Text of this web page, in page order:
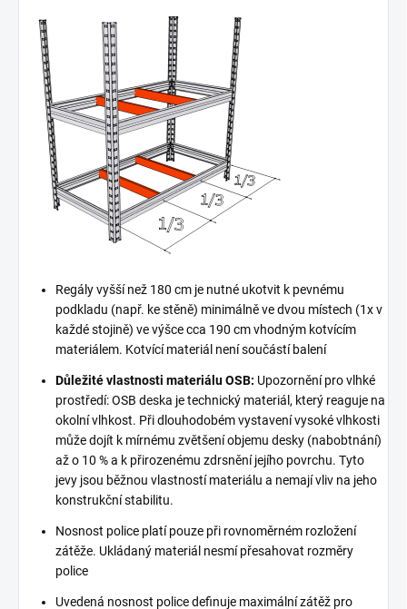
Regály vyšší než 180 cm je nutné ukotvit k pevnému
podkladu (např. ke stěně) minimálně ve dvou místech (1x v
každé stojině) ve výšce cca 190 cm vhodným kotvícím
materiálem. Kotvící materiál není součástí balení
Důležité vlastnosti materiálu OSB: Upozornění pro vlhké
prostředí: OSB deska je technický materiál, který reaguje na
okolní vlhkost. Při dlouhodobém vystavení vysoké vlhkosti
může dojít k mírnému zvětšení objemu desky (nabobtnání)
až o 10 % a k přirozenému zdrsnění jejího povrchu. Tyto
jevy jsou běžnou vlastností materiálu a nemají vliv na jeho
konstrukční stabilitu.
Nosnost police platí pouze při rovnoměrném rozložení
zátěže. Ukládaný materiál nesmí přesahovat rozměry
police
Uvedená nosnost police definuje maximální zátěž pro